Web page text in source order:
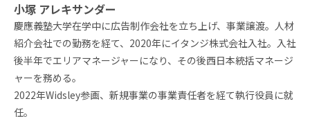
小塚 アレキサンダー
慶應義塾大学在学中に広告制作会社を立ち上げ、事業譲渡。人材
紹介会社での勤務を経て、2020年にイタンジ株式会社入社。入社
後半年でエリアマネージャーになり、その後西日本統括マネージ
ャーを務める。
2022年Widsley参画、新規事業の事業責任者を経て執行役員に就
任。